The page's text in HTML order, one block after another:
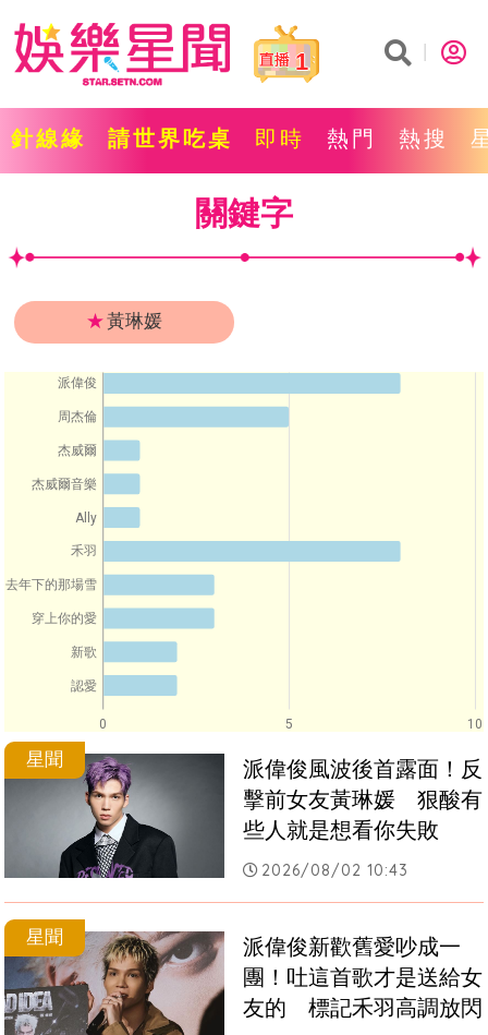
1
針線緣 請世界吃桌 即時 熱門 熱搜
關鍵字
★黃琳媛
0 5 10
派偉俊
周杰倫
杰威爾
杰威爾音樂
Ally
禾羽
去年下的那場雪
穿上你的愛
新歌
認愛
星聞
派偉俊風波後首露面！反
擊前女友黃琳媛　狠酸有
些人就是想看你失敗
2026/08/02 10:43
星聞
派偉俊新歡舊愛吵成一
團！吐這首歌才是送給女
友的　標記禾羽高調放閃